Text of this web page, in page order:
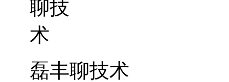
磊丰聊技术